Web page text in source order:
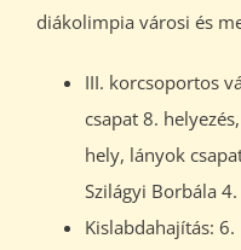
diákolimpia városi és
III. korcsoportos
csapat 8.
hely, lányok
Szilágyi Borbála
Kislabdahajítás: